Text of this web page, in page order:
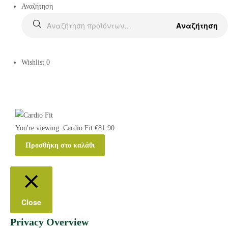
Αναζήτηση
Αναζήτηση
Wishlist 0
You're viewing: Cardio Fit €81.90
Προσθήκη στο καλάθι
Close
Privacy Overview